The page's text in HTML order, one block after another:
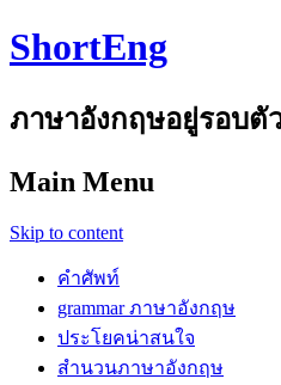
ShortEng
ภาษาอังกฤษอยู่รอบตัว
Main Menu
Skip to content
คำศัพท์
grammar ภาษาอังกฤษ
ประโยคน่าสนใจ
สำนวนภาษาอังกฤษ